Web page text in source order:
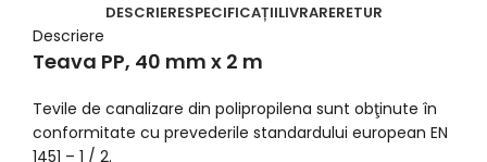
DESCRIERESPECIFICAȚIILIVRARERETUR
Descriere
Teava PP, 40 mm x 2 m
Tevile de canalizare din polipropilena sunt obţinute în
conformitate cu prevederile standardului european EN
1451 – 1 / 2.